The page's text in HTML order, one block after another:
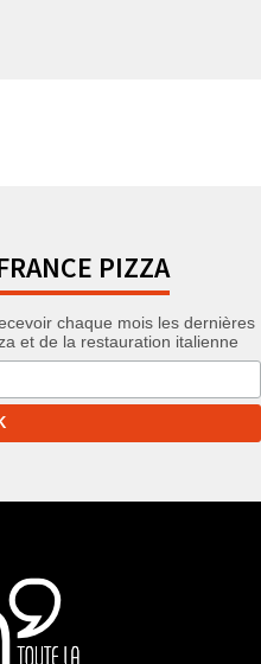
PIZZA
chaque mois les dernières
et de la restauration italienne